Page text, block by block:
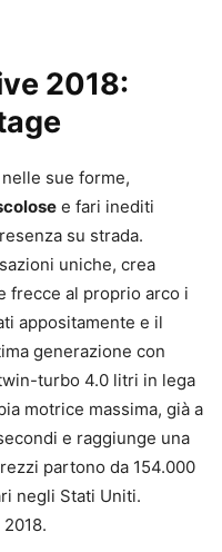
2018:
sue forme,
e fari inediti
su strada.
uniche, crea
frecce al proprio arco i
appositamente e il
generazione con
turbo 4.0 litri in lega
motrice massima, già a
e raggiunge una
partono da 154.000
negli Stati Uniti.